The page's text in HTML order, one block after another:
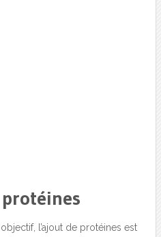
l’ajout de protéines est